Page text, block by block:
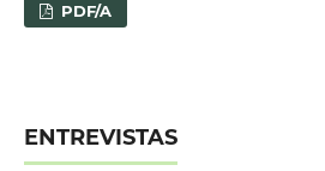
PDF/A
ENTREVISTAS